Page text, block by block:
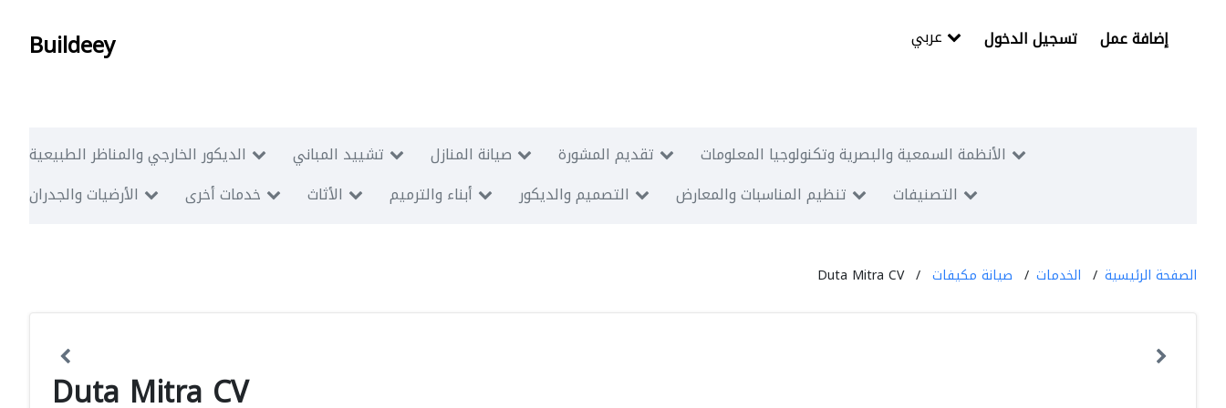
Buildeey تسجيل الدخول إضافة عمل
الديكور الخارجي والمناظر الطبيعية تشييد المباني صيانة المنازل تقديم المشورة
الأنظمة السمعية والبصرية وتكنولوجيا المعلومات
الأرضيات والجدران
خدمات أخرى الأثاث أبناء والترميم التصميم والديكور تنظيم المناسبات والمعارض التصنيفات
الصفحة الرئيسية الخدمات صيانة مكيفات Duta Mitra CV
Duta Mitra CV